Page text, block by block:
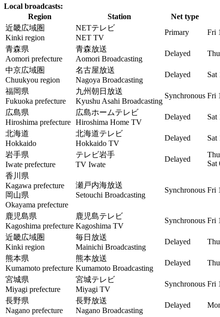
Local broadcasts:
Region
Station
Net type
近畿広域圏
Kinki region
NETテレビ
NET TV
Primary
Fri
青森県
Aomori prefecture
青森放送
Aomori Broadcasting
Delayed
中京広域圏
Chuukyou region
名古屋放送
Nagoya Broadcasting
Delayed
Sat
福岡県
Fukuoka prefecture
九州朝日放送
Kyushu Asahi Broadcasting
Synchronous Fri
広島県
Hiroshima prefecture
広島ホームテレビ
Hiroshima Home TV
Delayed
Sat
北海道
Hokkaido
北海道テレビ
Hokkaido TV
Delayed
Sat
岩手県
Iwate prefecture
テレビ岩手
TV Iwate
Delayed
Sat
香川県
Kagawa prefecture
岡山県
Okayama prefecture
瀬戸内海放送
Setouchi Broadcasting
Synchronous Fri
鹿児島県
Kagoshima prefecture
鹿児島テレビ
Kagoshima TV
Synchronous Fri
近畿広域圏
Kinki region
毎日放送
Mainichi Broadcasting
Delayed
熊本県
Kumamoto prefecture
熊本放送
Kumamoto Broadcasting
Delayed
宮城県
Miyagi prefecture
宮城テレビ
Miyagi TV
Synchronous Fri
長野県
Nagano prefecture
長野放送
Nagano Broadcasting
Delayed